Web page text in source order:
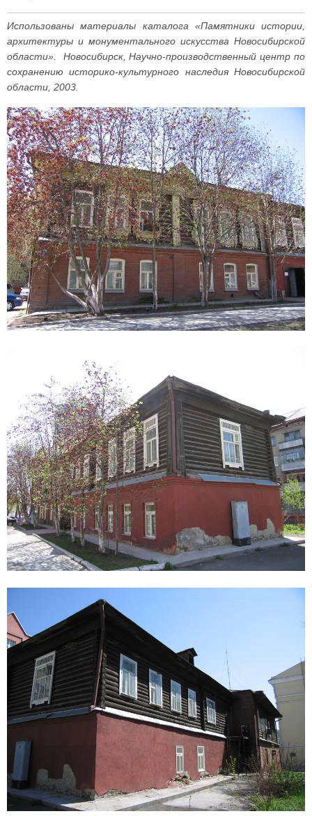
Использованы материалы каталога «Памятники истории,
архитектуры и монументального искусства Новосибирской
области». Новосибирск, Научно-производственный центр по
сохранению историко-культурного наследия Новосибирской
области, 2003.